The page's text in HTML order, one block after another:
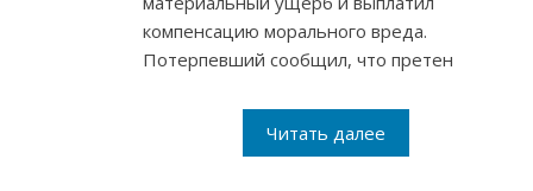
компенсацию морального вреда.
Потерпевший сообщил, что претен
Читать далее